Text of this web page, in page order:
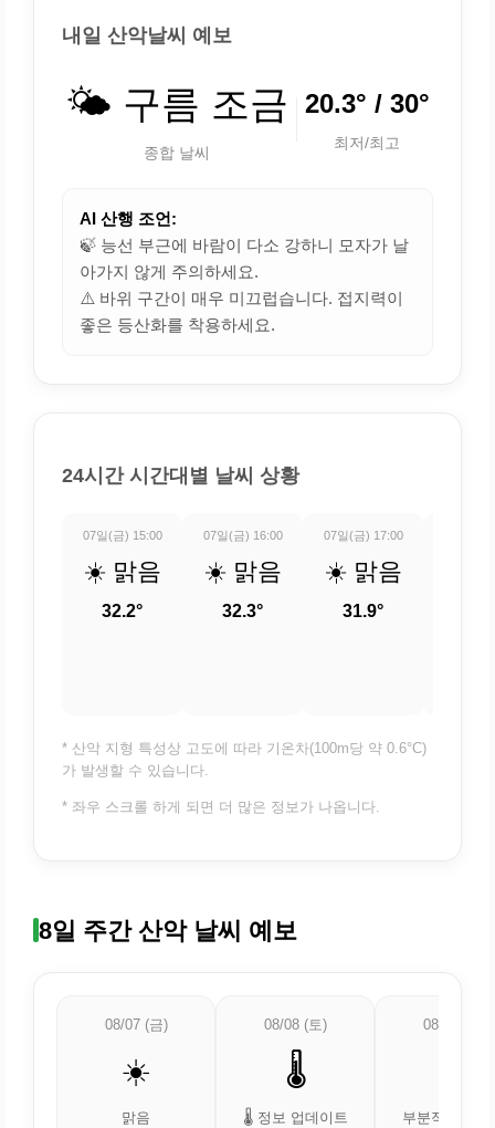
내일 산악날씨 예보
🌤️ 구름 조금
종합 날씨
20.3° / 30°
최저/최고
AI 산행 조언:
🍃 능선 부근에 바람이 다소 강하니 모자가 날
아가지 않게 주의하세요.
⚠️ 바위 구간이 매우 미끄럽습니다. 접지력이
좋은 등산화를 착용하세요.
24시간 시간대별 날씨 상황
07일(금) 15:00
☀️ 맑음
32.2°
07일(금) 16:00
☀️ 맑음
32.3°
07일(금) 17:00
☀️ 맑음
31.9°
* 산악 지형 특성상 고도에 따라 기온차(100m당 약 0.6°C)
가 발생할 수 있습니다.
* 좌우 스크롤 하게 되면 더 많은 정보가 나옵니다.
8일 주간 산악 날씨 예보
08/07 (금)
☀️
맑음
08/08 (토)
🌡️
🌡️ 정보 업데이트
08/09 (일)
부분적으로 흐